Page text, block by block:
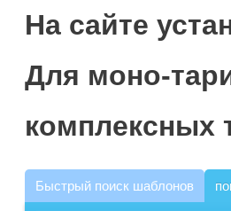
На сайте
Для моно-
комплексных
Быстрый поиск шаблонов